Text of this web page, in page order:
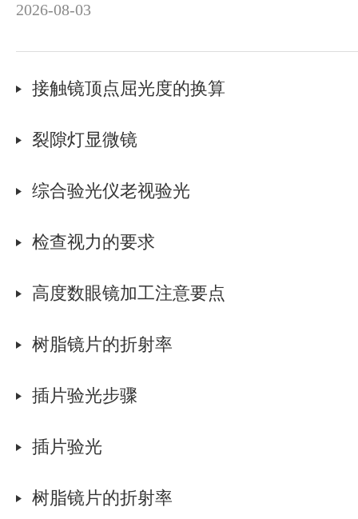
2026-08-03
接触镜顶点屈光度的换算
裂隙灯显微镜
综合验光仪老视验光
检查视力的要求
高度数眼镜加工注意要点
树脂镜片的折射率
插片验光步骤
插片验光
树脂镜片的折射率